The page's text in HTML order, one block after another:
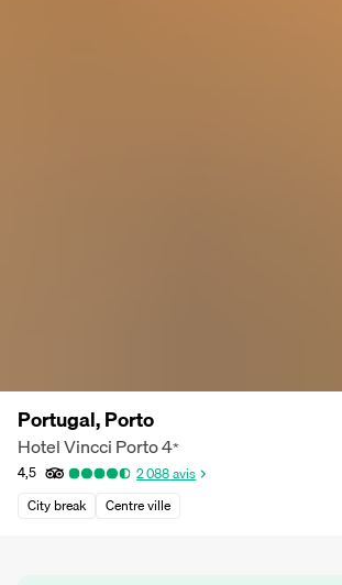
Portugal, Porto
Hotel Vincci Porto4*
4,5 2 088avis
City break
Centre ville